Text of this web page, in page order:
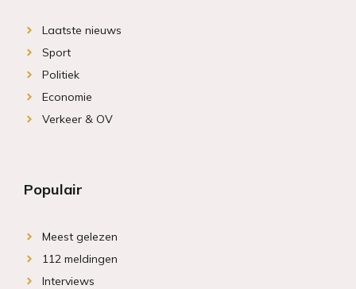
Laatste nieuws
Sport
Politiek
Economie
Verkeer & OV
Populair
Meest gelezen
112 meldingen
Interviews